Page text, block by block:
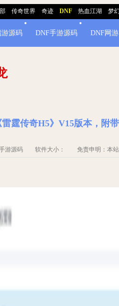
传奇世界 奇迹 DNF 热血江湖 梦
游源码 DNF手游源码 DNF网
霆传奇H5》V15版本，附
游源码 软件大小： 免责申明：本站